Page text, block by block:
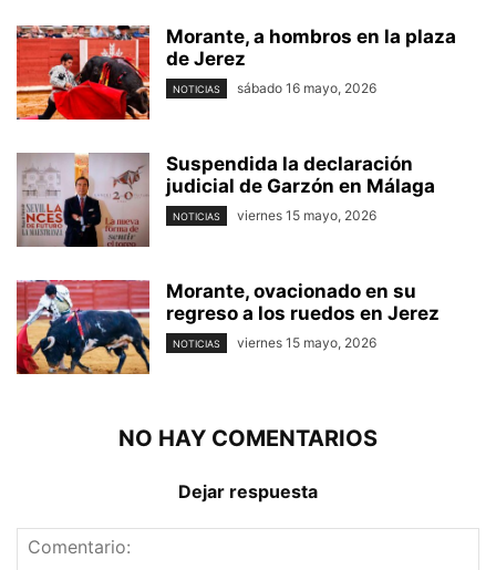
Morante, a hombros en la plaza
de Jerez
NOTICIAS sábado 16 mayo, 2026
Suspendida la declaración
judicial de Garzón en Málaga
NOTICIAS viernes 15 mayo, 2026
Morante, ovacionado en su
regreso a los ruedos en Jerez
NOTICIAS viernes 15 mayo, 2026
NO HAY COMENTARIOS
Dejar respuesta